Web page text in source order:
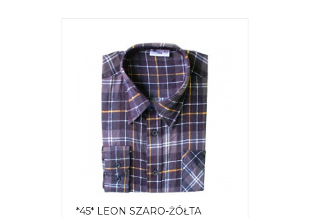
*45* LEON SZARO-ŻÓŁTA